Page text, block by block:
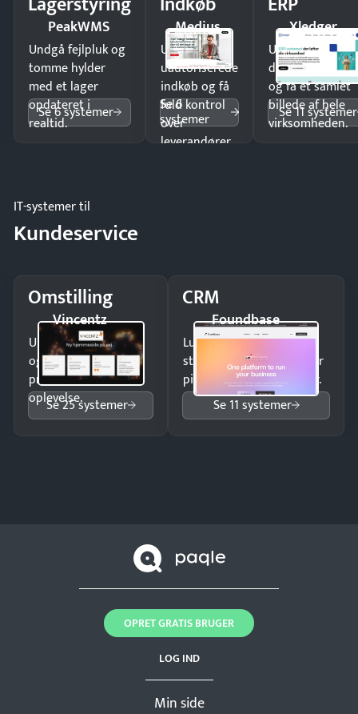
PeakWMS
Undgå fejlpluk og
tomme hylder
med et lager
opdateret i
realtid.
Se 6 systemer
Medius
Undgå
uautoriserede
indkøb og få
fuld kontrol
over
leverandører
Se 6
systemer
Xledger
Undgå
og få ét samlet
billede af hele
virksomheden.
Se 11 systemer
IT-systemer til
Kundeservice
Omstilling
Vincentz
Undgå tabte opkald
og giv kunderne en
professionel
oplevelse.
Se 25 systemer
CRM
Foundbase
Luk flere salg med et
struktureret overblik over
pipeline og opfølgninger.
Se 11 systemer
Min side
LOG IND
OPRET GRATIS BRUGER